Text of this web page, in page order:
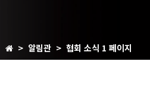
> 알림관 > 협회 소식 1 페이지